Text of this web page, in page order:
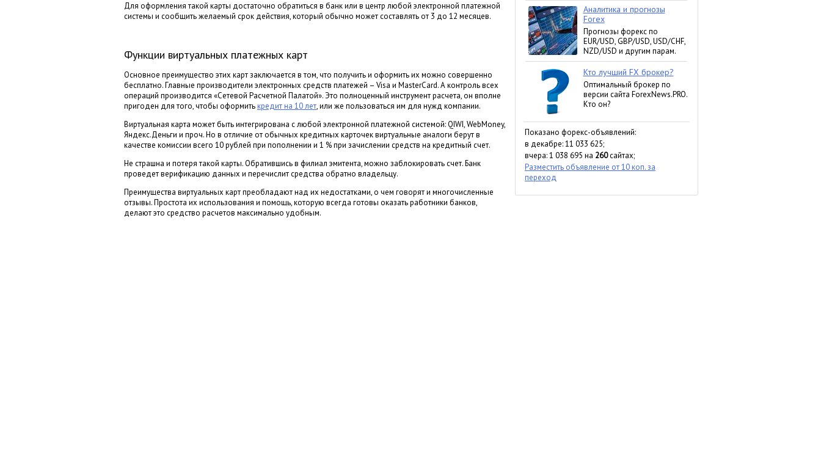
Для оформления такой карты достаточно обратиться в банк или в центр любой электронной платежной
системы и сообщить желаемый срок действия, который обычно может составлять от 3 до 12 месяцев.
Функции виртуальных платежных карт
Основное преимущество этих карт заключается в том, что получить и оформить их можно совершенно
бесплатно. Главные производители электронных средств платежей – Visa и MasterCard. А контроль всех
операций производится «Сетевой Расчетной Палатой». Это полноценный инструмент расчета, он вполне
пригоден для того, чтобы оформитькредит на 10 лет, или же пользоваться им для нужд компании.
Виртуальная карта может быть интегрирована с любой электронной платежной системой: QIWI, WebMoney,
Яндекс.Деньги и проч. Но в отличие от обычных кредитных карточек виртуальные аналоги берут в
качестве комиссии всего 10 рублей при пополнении и 1 % при зачислении средств на кредитный счет.
Не страшна и потеря такой карты. Обратившись в филиал эмитента, можно заблокировать счет. Банк
проведет верификацию данных и перечислит средства обратно владельцу.
Преимущества виртуальных карт преобладают над их недостатками, о чем говорят и многочисленные
отзывы. Простота их использования и помощь, которую всегда готовы оказать работники банков,
делают это средство расчетов максимально удобным.
Показано форекс-объявлений:
в декабре: 11 033 625;
вчера: 1 038 695 на 260сайтах;
Разместить объявление от 10 коп. за
переход